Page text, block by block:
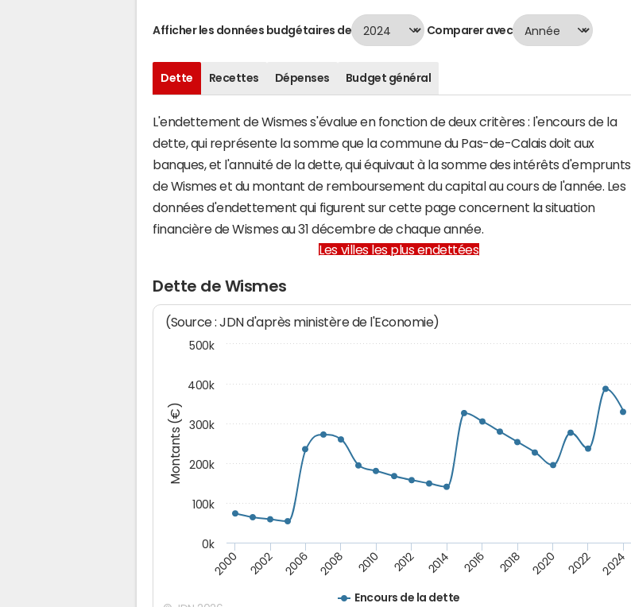
Afficher les données budgétaires de Comparer avec
Dette Recettes Dépenses Budget général
L'endettement de Wismes s'évalue en fonction de deux critères : l'encours de la
dette, qui représente la somme que la commune du Pas-de-Calais doit aux
banques, et l'annuité de la dette, qui équivaut à la somme des intérêts d'emprunts
de Wismes et du montant de remboursement du capital au cours de l'année. Les
données d'endettement qui figurent sur cette page concernent la situation
financière de Wismes au 31 décembre de chaque année.
Les villes les plus endettées
Dette de Wismes
Montants (€)
(Source : JDN d'après ministère de l'Economie)
Encours de la dette
2000 2002 2006 2008 2010 2012 2014 2016 2018 2020 2022 2024
0k
100k
200k
300k
400k
500k